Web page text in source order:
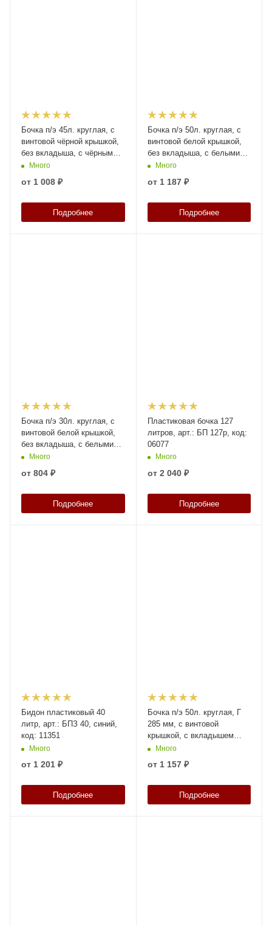
Бочка п/э 45л. круглая, с
винтовой чёрной крышкой,
без вкладыша, с чёрными
ручками, код: 38437
Много
от 1 008 ₽
Подробнее
Бочка п/э 50л. круглая, с
винтовой белой крышкой,
без вкладыша, с белыми
ручками, код: 38436
Много
от 1 187 ₽
Подробнее
Бочка п/э 30л. круглая, с
винтовой белой крышкой,
без вкладыша, с белыми
ручками, код: 38435
Много
от 804 ₽
Подробнее
Пластиковая бочка 127
литров, арт.: БП 127р, код:
06077
Много
от 2 040 ₽
Подробнее
Бидон пластиковый 40
литр, арт.: БПЗ 40, синий,
код: 11351
Много
от 1 201 ₽
Подробнее
Бочка п/э 50л. круглая, Г
285 мм, с винтовой
крышкой, с вкладышем
внутри, с усил ручками,
Много
от 1 157 ₽
Подробнее